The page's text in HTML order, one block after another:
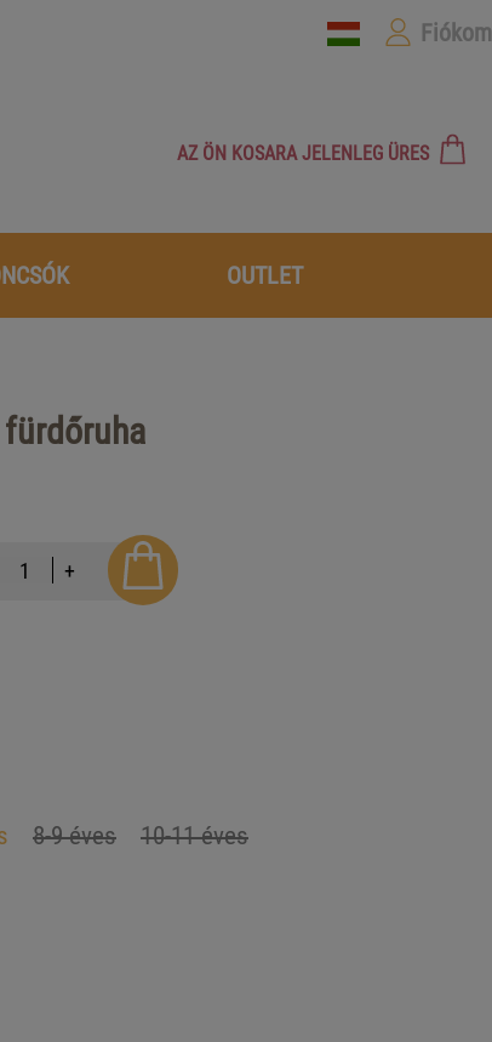
Fiókom
AZ ÖN KOSARA JELENLEG ÜRES
OUTLET
+
8-9 éves 10-11 éves